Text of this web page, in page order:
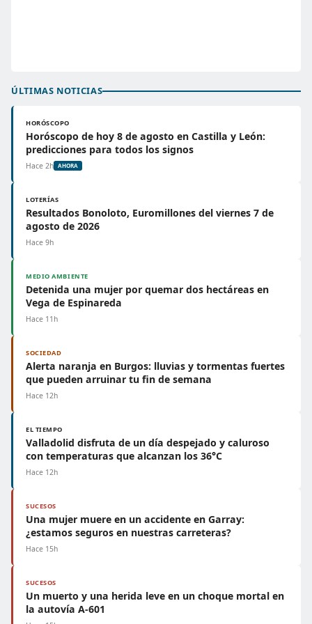
ÚLTIMAS NOTICIAS
HORÓSCOPO
Horóscopo de hoy 8 de agosto en Castilla y León:
predicciones para todos los signos
Hace 2h AHORA
LOTERÍAS
Resultados Bonoloto, Euromillones del viernes 7 de
agosto de 2026
Hace 9h
MEDIO AMBIENTE
Detenida una mujer por quemar dos hectáreas en
Vega de Espinareda
Hace 11h
SOCIEDAD
Alerta naranja en Burgos: lluvias y tormentas fuertes
que pueden arruinar tu fin de semana
Hace 12h
EL TIEMPO
Valladolid disfruta de un día despejado y caluroso
con temperaturas que alcanzan los 36°C
Hace 12h
SUCESOS
Una mujer muere en un accidente en Garray:
¿estamos seguros en nuestras carreteras?
Hace 15h
SUCESOS
Un muerto y una herida leve en un choque mortal en
la autovía A-601